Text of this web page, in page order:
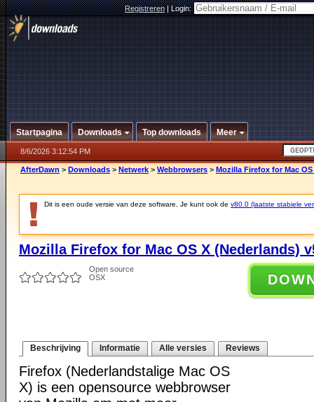
Registreren|Login:
Startpagina Downloads Top downloads Meer
8/6/2026 3:12:54 PM
AfterDawn > Downloads > Netwerk > Webbrowsers > Mozilla Firefox for Mac
Dit is een oude versie van deze software. Je kunt ook de v80.0 (laatste stabiele
Mozilla Firefox for Mac OS X (Nederlands)
Open source
OSX
Beschrijving Informatie Alle versies Reviews
Firefox (Nederlandstalige Mac OS
X) is een opensource webbrowser